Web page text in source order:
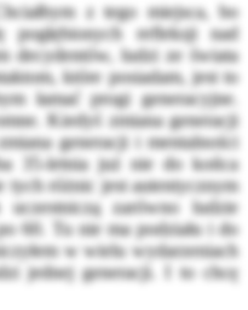
z tego miejsca, bo
pogłębionych refleksji nad
decydentów, ludzi ze świata
które posiadam, jest to
łamać progi generacyjne.
Kiedyś zmiana generacji
generacji i mentalności
35-letnia już nie do końca
tych różnic jest autentycznym
zarówno ludzie
60. Tu nie ma podziału i do
w wielu wydarzeniach
jednej generacji. I to chcę